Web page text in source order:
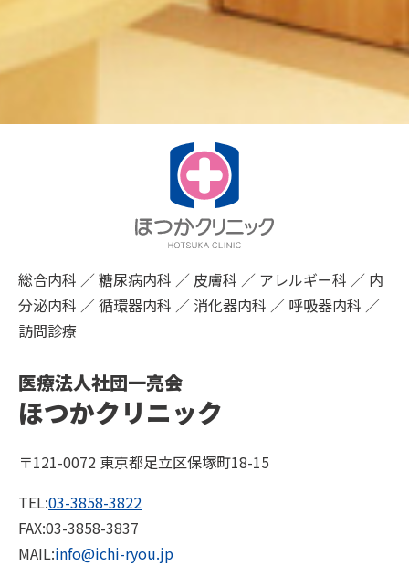
総合内科 ／ 糖尿病内科 ／ 皮膚科 ／ アレルギー科 ／ 内
分泌内科 ／ 循環器内科 ／ 消化器内科 ／ 呼吸器内科 ／
訪問診療
医療法人社団一亮会
ほつかクリニック
〒121-0072 東京都足立区保塚町18-15
TEL:03-3858-3822
FAX:03-3858-3837
MAIL:info@ichi-ryou.jp